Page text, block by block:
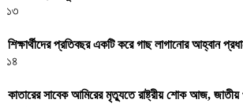
১৩
শিক্ষার্থীদের প্রতিবছর একটি করে গাছ লাগানোর আহ্বান
১৪
কাতারের সাবেক আমিরের মৃত্যুতে রাষ্ট্রীয় শোক আজ, জাতীয়